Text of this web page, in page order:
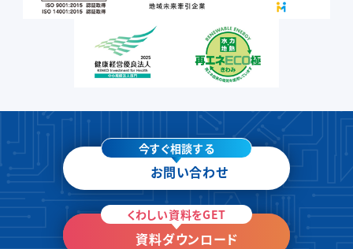
今すぐ相談する
お問い合わせ
くわしい資料をGET
資料ダウンロード